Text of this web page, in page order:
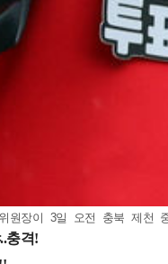
원장이 3일 오전 충북 제